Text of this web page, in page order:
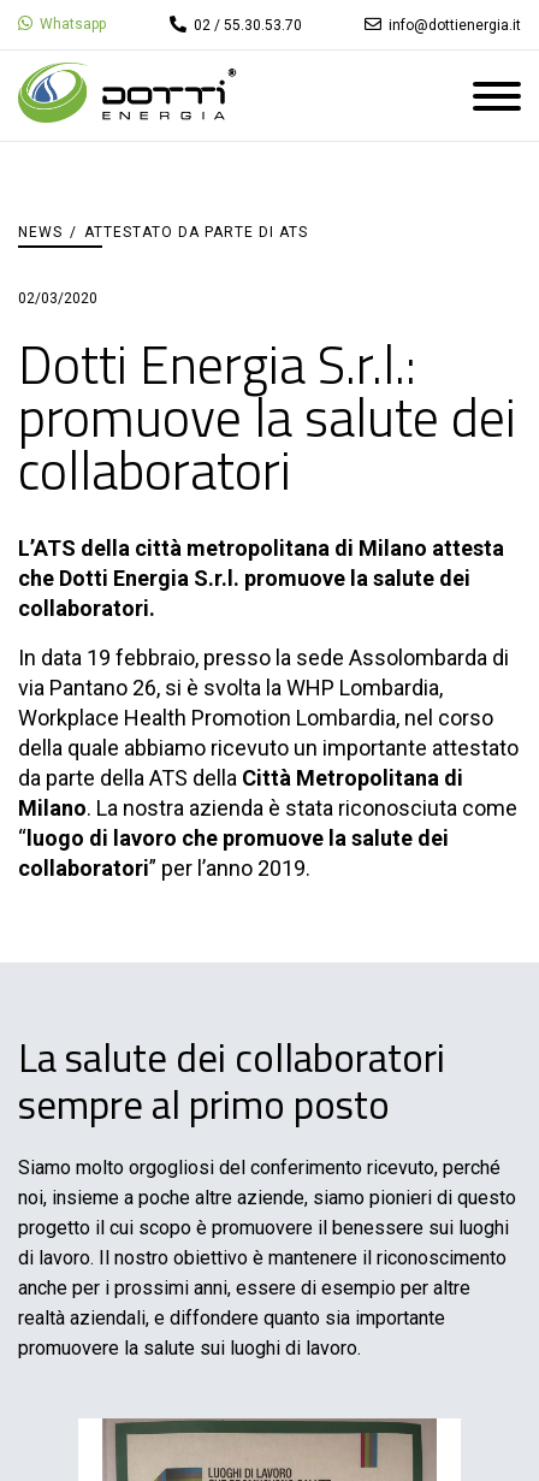
Whatsapp 02 / 55.30.53.70 info@dottienergia.it
NEWS / ATTESTATO DA PARTE DI ATS
02/03/2020
Dotti Energia S.r.l.:
promuove la salute dei
collaboratori
L’ATS della città metropolitana di Milano attesta
che Dotti Energia S.r.l. promuove la salute dei
collaboratori.
In data 19 febbraio, presso la sede Assolombarda di
via Pantano 26, si è svolta la WHP Lombardia,
Workplace Health Promotion Lombardia, nel corso
della quale abbiamo ricevuto un importante attestato
da parte della ATS della Città Metropolitana di
Milano. La nostra azienda è stata riconosciuta come
“ luogo di lavoro che promuove la salute dei
collaboratori” per l’anno 2019.
La salute dei collaboratori
sempre al primo posto
Siamo molto orgogliosi del conferimento ricevuto, perché
noi, insieme a poche altre aziende, siamo pionieri di questo
progetto il cui scopo è promuovere il benessere sui luoghi
di lavoro. Il nostro obiettivo è mantenere il riconoscimento
anche per i prossimi anni, essere di esempio per altre
realtà aziendali, e diffondere quanto sia importante
promuovere la salute sui luoghi di lavoro.